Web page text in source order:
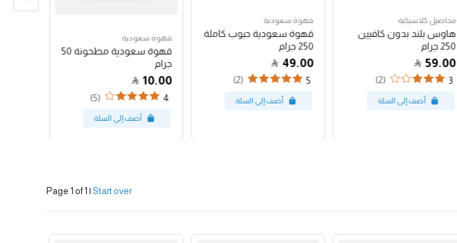
محاصيل كلاسيكية
هاوس بلند بدون كافيين
250 جرام
59.00
3
(2)
قهوة سعودية
قهوة سعودية حبوب كاملة
250 جرام
49.00
5
(2)
قهوة سعودية
قهوة سعودية مطحونة 50
جرام
10.00
4
(5)
Page 1 of 1 | Start over